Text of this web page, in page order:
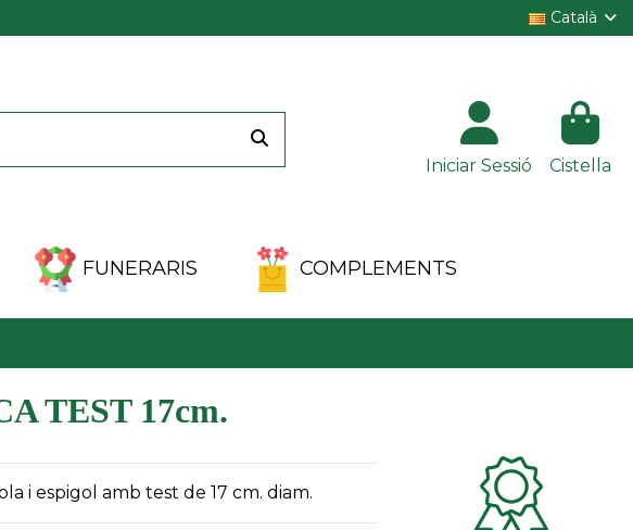
Català
Iniciar Sessió Cistella
FUNERARIS COMPLEMENTS
TEST 17cm.
i espigol amb test de 17 cm. diam.